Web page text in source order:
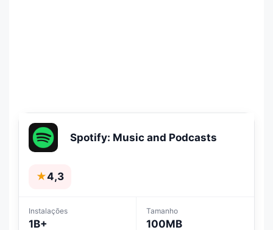
Spotify: Music and Podcasts
★4,3
Instalações
1B+
Tamanho
100MB